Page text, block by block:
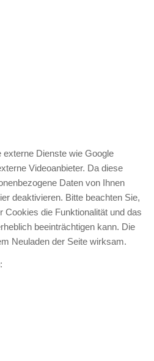
Dienste wie Google
Videoanbieter. Da diese
Daten von Ihnen
deaktivieren. Bitte beachten Sie,
Cookies die Funktionalität und das
beeinträchtigen kann. Die
Neuladen der Seite wirksam.